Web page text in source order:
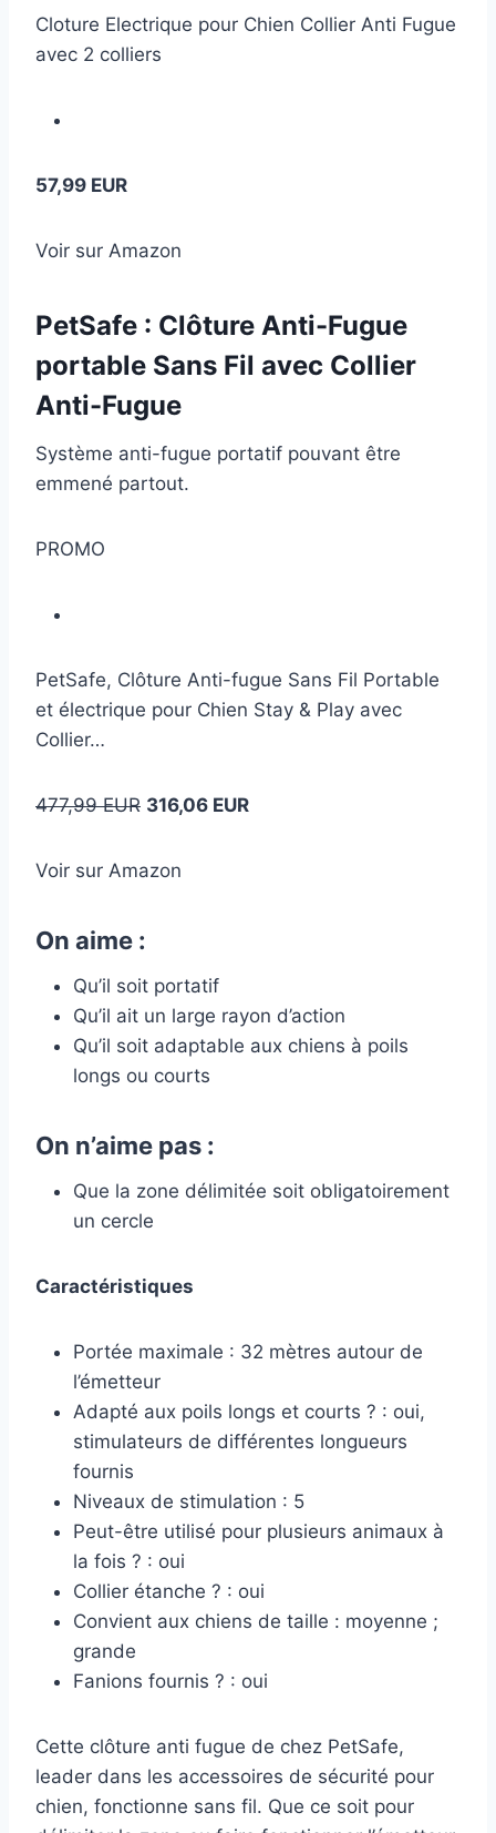
Cloture Electrique pour Chien Collier Anti Fugue
avec 2 colliers
57,99 EUR
Voir sur Amazon
PetSafe : Clôture Anti-Fugue
portable Sans Fil avec Collier
Anti-Fugue
Système anti-fugue portatif pouvant être
emmené partout.
PROMO
PetSafe, Clôture Anti-fugue Sans Fil Portable
et électrique pour Chien Stay & Play avec
Collier…
477,99 EUR 316,06 EUR
Voir sur Amazon
On aime :
Qu’il soit portatif
Qu’il ait un large rayon d’action
Qu’il soit adaptable aux chiens à poils
longs ou courts
On n’aime pas :
Que la zone délimitée soit obligatoirement
un cercle
Caractéristiques
Portée maximale : 32 mètres autour de
l’émetteur
Adapté aux poils longs et courts ? : oui,
stimulateurs de différentes longueurs
fournis
Niveaux de stimulation : 5
Peut-être utilisé pour plusieurs animaux à
la fois ? : oui
Collier étanche ? : oui
Convient aux chiens de taille : moyenne ;
grande
Fanions fournis ? : oui
Cette clôture anti fugue de chez PetSafe,
leader dans les accessoires de sécurité pour
chien, fonctionne sans fil. Que ce soit pour